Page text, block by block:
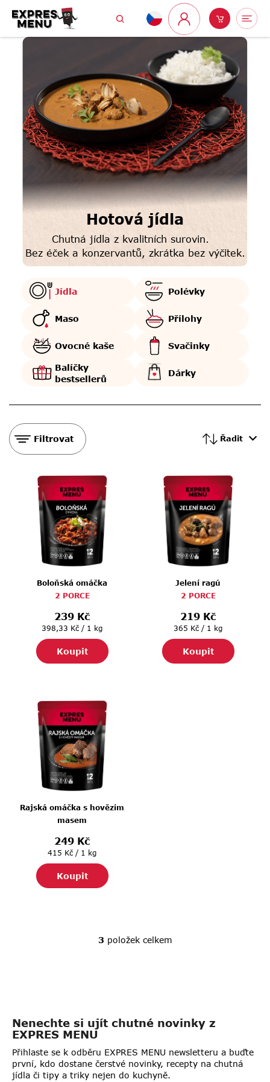
obsah
Hledat
Přihlášení
Nákupní
košík
Hotová jídla
Chutná jídla z kvalitních surovin.
Bez éček a konzervantů, zkrátka bez výčitek.
Jídla Polévky
Maso Přílohy
Ovocné kaše Svačinky
Balíčky
bestsellerů
Dárky
Filtrovat Řadit
Boloňská omáčka
2 PORCE
239 Kč
Měrná
398,33 Kč / 1 kg
Koupit
Jelení ragú
2 PORCE
219 Kč
Měrná
365 Kč / 1 kg
Koupit
Rajská omáčka s hovězím
masem
249 Kč
Měrná
415 Kč / 1 kg
Koupit
O
c
p
r
v
3 položek celkem
Nenechte si ujít chutné novinky z
EXPRES MENU
Přihlaste se k odběru EXPRES MENU newsletteru a buďte
první, kdo dostane čerstvé novinky, recepty na chutná
jídla či tipy a triky nejen do kuchyně.